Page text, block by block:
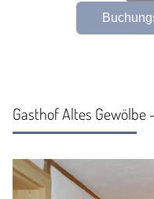
Gasthof Altes